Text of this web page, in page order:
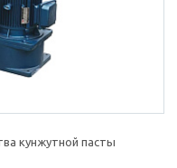
кунжутной пасты